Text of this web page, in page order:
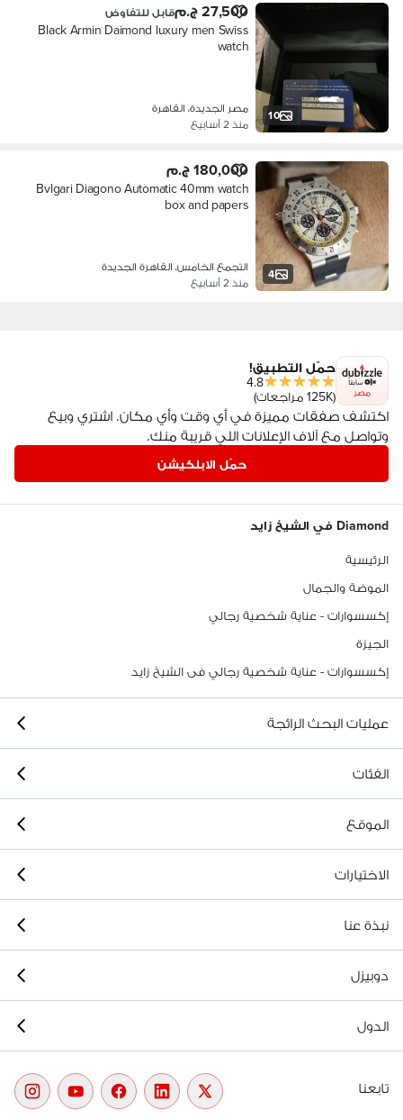
10
27,500 ج.م قابل للتفاوض
Black Armin Daimond luxury men Swiss
watch
مصر الجديدة، القاهرة
منذ 2 أسابيع
4
180,000 ج.م
Bvlgari Diagono Automatic 40mm watch
box and papers
التجمع الخامس، القاهرة الجديدة
منذ 2 أسابيع
مصر
حمّل التطبيق!
4.8
(125K مراجعات)
اكتشف صفقات مميزة في أي وقت وأي مكان. اشتري وبيع
وتواصل مع آلاف الإعلانات اللي قريبة منك.
حمّل الابلكيشن
Diamond في الشيخ زايد
الرئيسية
الموضة والجمال
إكسسوارات - عناية شخصية رجالي
الجيزة
إكسسوارات - عناية شخصية رجالي فى الشيخ زايد
عمليات البحث الرائجة
الفئات
الموقع
الاختيارات
نبذة عنا
دوبيزل
الدول
تابعنا